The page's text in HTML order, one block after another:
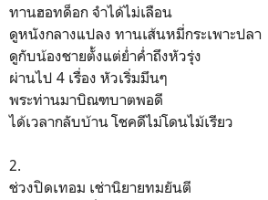
ทานฮอทด็อก จำได้ไม่เลือน
ดูหนังกลางแปลง ทานเส้นหมี่กระเพาะปลา
ดูกับน้องชายตั้งแต่ย่ำค่ำถึงหัวรุ่ง
ผ่านไป 4 เรื่อง หัวเริ่มมึนๆ
พระท่านมาบิณฑบาตพอดี
ได้เวลากลับบ้าน โชคดีไม่โดนไม้เรียว
2.
ช่วงปิดเทอม เช่านิยายทมยันตี